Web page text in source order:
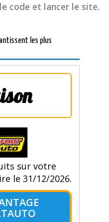
code et lancer le site.
les plus
sur votre
le 31/12/2026.